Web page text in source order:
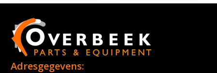
Adresgegevens: